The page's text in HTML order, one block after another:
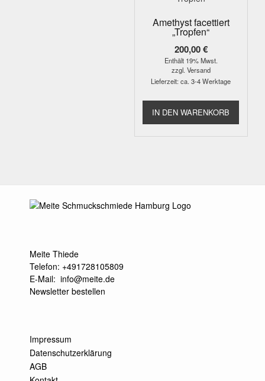
Amethyst facettiert
„Tropfen“
200,00€
Enthält 19% Mwst.
zzgl. Versand
Lieferzeit: ca. 3-4 Werktage
IN DEN WARENKORB
Meite Thiede
Telefon: +491728105809
E-Mail: info@meite.de
Newsletter bestellen
Impressum
Datenschutzerklärung
AGB